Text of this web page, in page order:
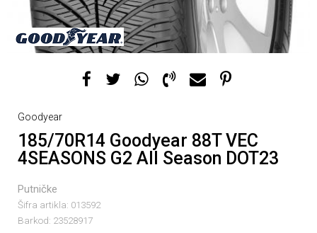
Goodyear
185/70R14 Goodyear 88T VEC
4SEASONS G2 All Season DOT23
Putničke
Šifra artikla: 013592
Barkod: 23528917